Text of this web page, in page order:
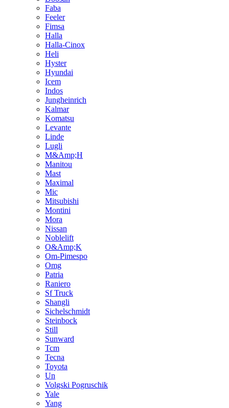
Faba
Feeler
Fimsa
Halla
Halla-Cinox
Heli
Hyster
Hyundai
Icem
Indos
Jungheinrich
Kalmar
Komatsu
Levante
Linde
Lugli
M&Amp;H
Manitou
Mast
Maximal
Mic
Mitsubishi
Montini
Mora
Nissan
Noblelift
O&Amp;K
Om-Pimespo
Omg
Patria
Raniero
Sf Truck
Shangli
Sichelschmidt
Steinbock
Still
Sunward
Tcm
Tecna
Toyota
Un
Volgski Pogruschik
Yale
Yang